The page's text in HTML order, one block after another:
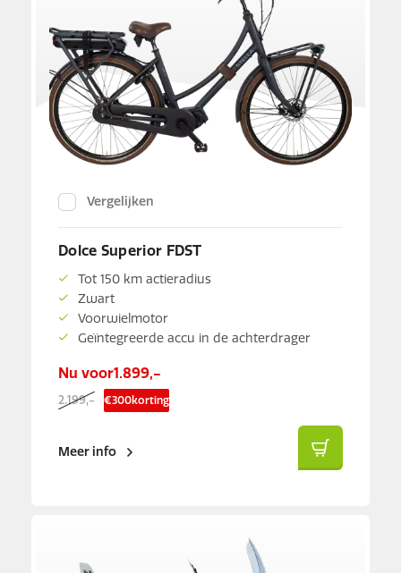
Vergelijken
Dolce Superior FDST
Tot 150 km actieradius
Zwart
Voorwielmotor
Geïntegreerde accu in de achterdrager
Nu voor1.899,-
2.199,- €300korting
Meer info